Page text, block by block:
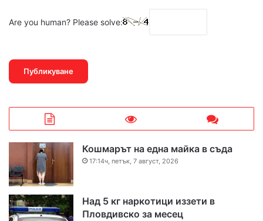
Are you human? Please solve:
Кошмарът на една майка в съда
17:14ч, петък, 7 август, 2026
Над 5 кг наркотици иззети в
Пловдивско за месец